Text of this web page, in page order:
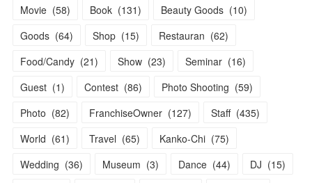
Movie (58) Book (131) Beauty Goods (10)
Goods (64) Shop (15) Restauran (62)
Food/Candy (21) Show (23) Seminar (16)
Guest (1) Contest (86) Photo Shooting (59)
Photo (82) FranchiseOwner (127) Staff (435)
World (61) Travel (65) Kanko-Chi (75)
Wedding (36) Museum (3) Dance (44) DJ (15)